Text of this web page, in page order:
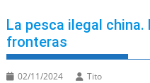
La pesca ilegal
fronteras
02/11/2024 Tito